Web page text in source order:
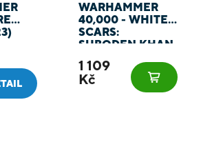
WARHAMMER
40,000 - WHITE
SCARS:
SUBODEN KHAN
1 109
Kč